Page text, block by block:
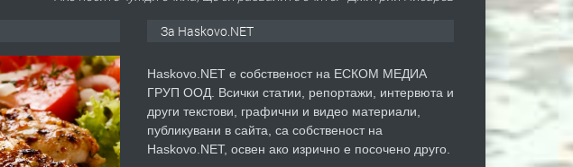
За Haskovo.NET
Haskovo.NET е собственост на ЕСКОМ МЕДИА
ГРУП ООД. Всички статии, репортажи, интервюта и
други текстови, графични и видео материали,
публикувани в сайта, са собственост на
Haskovo.NET, освен ако изрично е посочено друго.